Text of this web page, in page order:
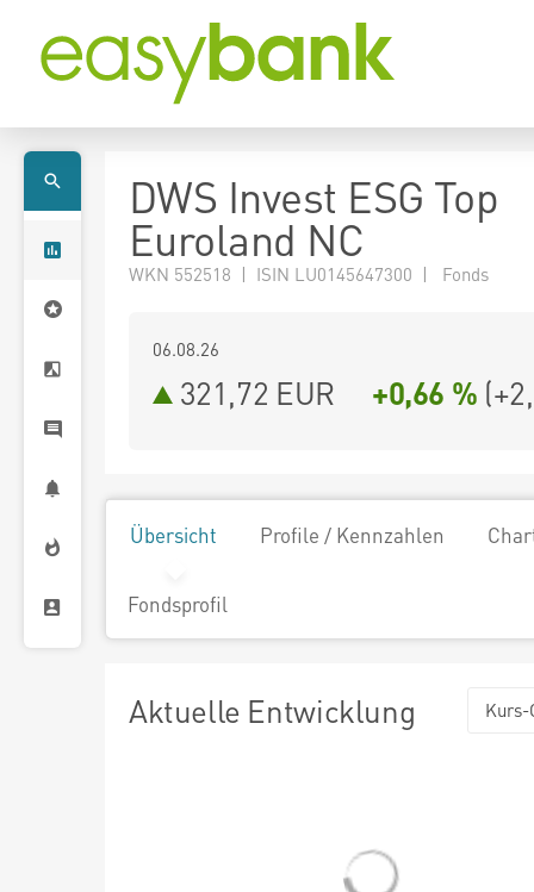
DWS Invest ESG Top
Euroland NC
WKN 552518 | ISIN LU0145647300 | Fonds
06.08.26
321,72 EUR +0,66 % (
Übersicht Profile / Kennzahlen
Fondsprofil
Aktuelle Entwicklung Kurs-